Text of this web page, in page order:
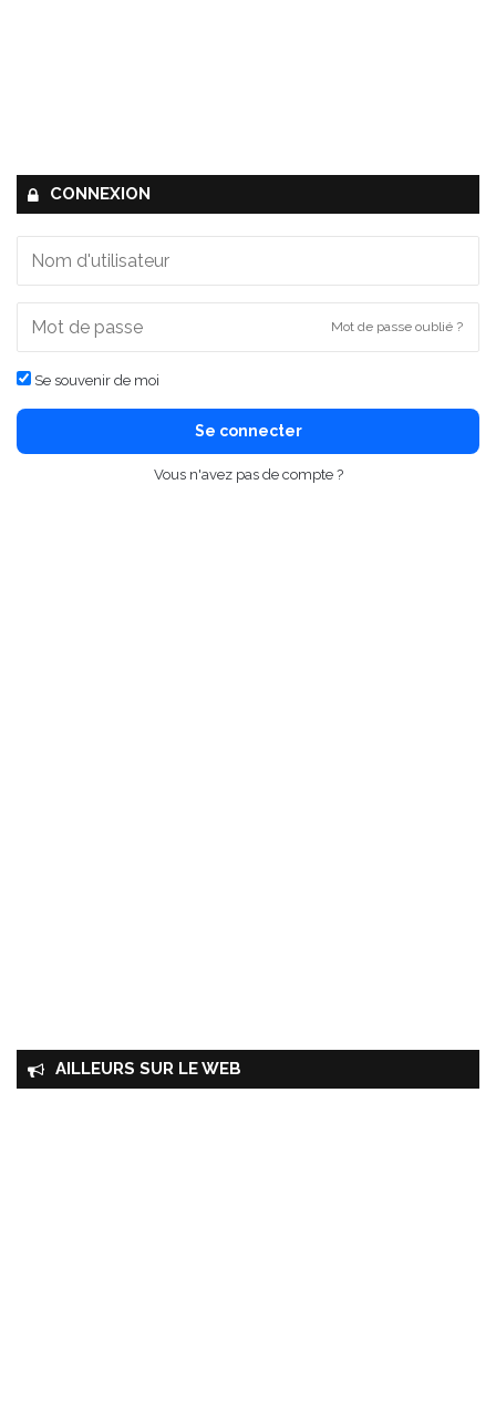
CONNEXION
Mot de passe oublié ?
Se souvenir de moi
Se connecter
Vous n'avez pas de compte ?
AILLEURS SUR LE WEB